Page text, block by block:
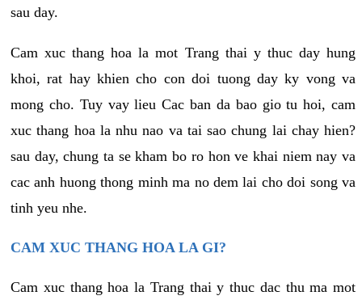
sau day.
Cam xuc thang hoa la mot Trang thai y thuc day hung
khoi, rat hay khien cho con doi tuong day ky vong va
mong cho. Tuy vay lieu Cac ban da bao gio tu hoi, cam
xuc thang hoa la nhu nao va tai sao chung lai chay hien?
sau day, chung ta se kham bo ro hon ve khai niem nay va
cac anh huong thong minh ma no dem lai cho doi song va
tinh yeu nhe.
CAM XUC THANG HOA LA GI?
Cam xuc thang hoa la Trang thai y thuc dac thu ma mot